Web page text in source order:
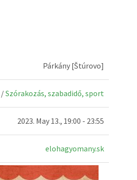
Párkány [Štúrovo]
/Szórakozás, szabadidő, sport
2023. May 13., 19:00 - 23:55
elohagyomany.sk